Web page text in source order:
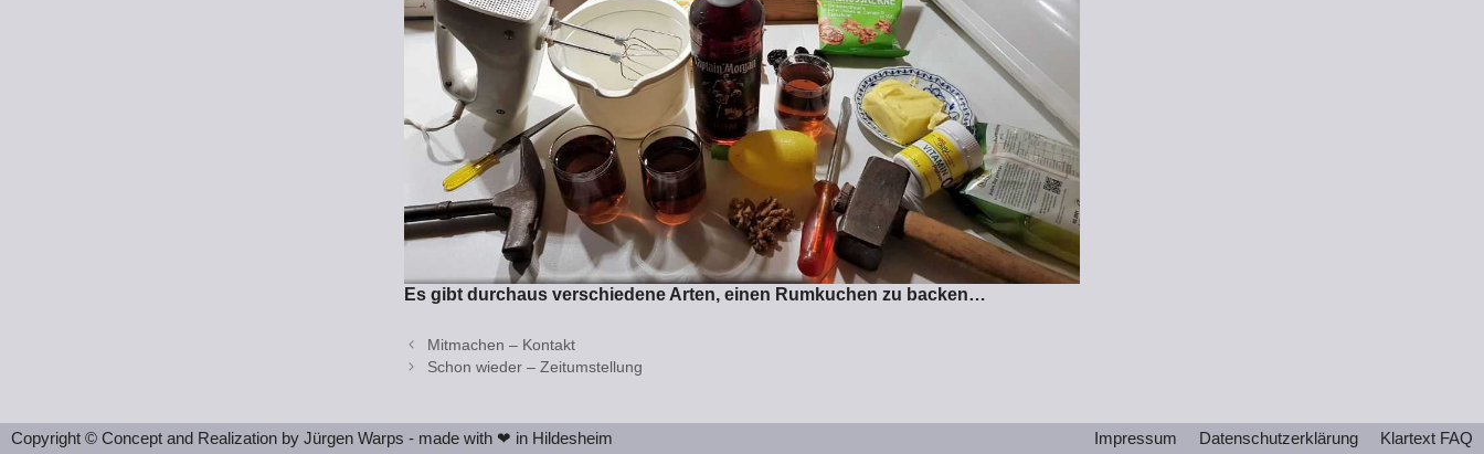
Es gibt durchaus verschiedene Arten, einen Rumkuchen zu backen…
Mitmachen – Kontakt
Schon wieder – Zeitumstellung
Impressum Datenschutzerklärung Klartext FAQ
Copyright © Concept and Realization by Jürgen Warps - made with ❤ in Hildesheim